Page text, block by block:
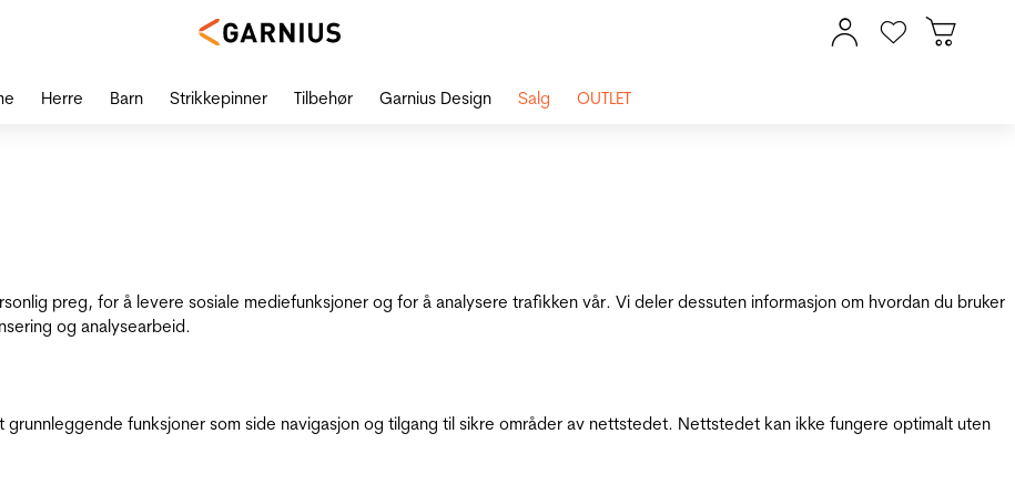
preg, for å levere sosiale mediefunksjoner og for å analysere trafikken vår. Vi deler dessuten informasjon om hvordan du bruker
og analysearbeid.
funksjoner som side navigasjon og tilgang til sikre områder av nettstedet. Nettstedet kan ikke fungere optimalt uten
Herre Barn Strikkepinner Tilbehør Garnius Design Salg OUTLET